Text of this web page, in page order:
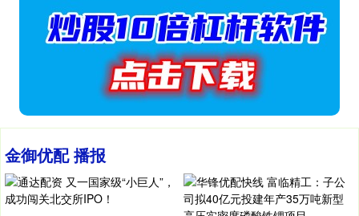
金御优配 播报